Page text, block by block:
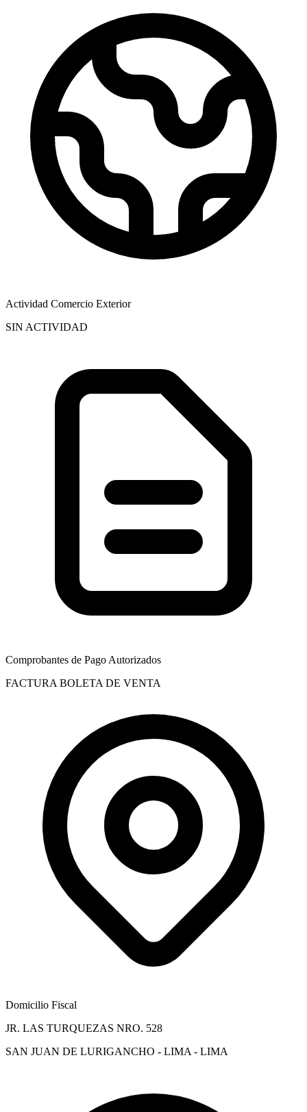
Actividad Comercio Exterior
SIN ACTIVIDAD
Comprobantes de Pago Autorizados
FACTURA BOLETA DE VENTA
Domicilio Fiscal
JR. LAS TURQUEZAS NRO. 528
SAN JUAN DE LURIGANCHO - LIMA - LIMA